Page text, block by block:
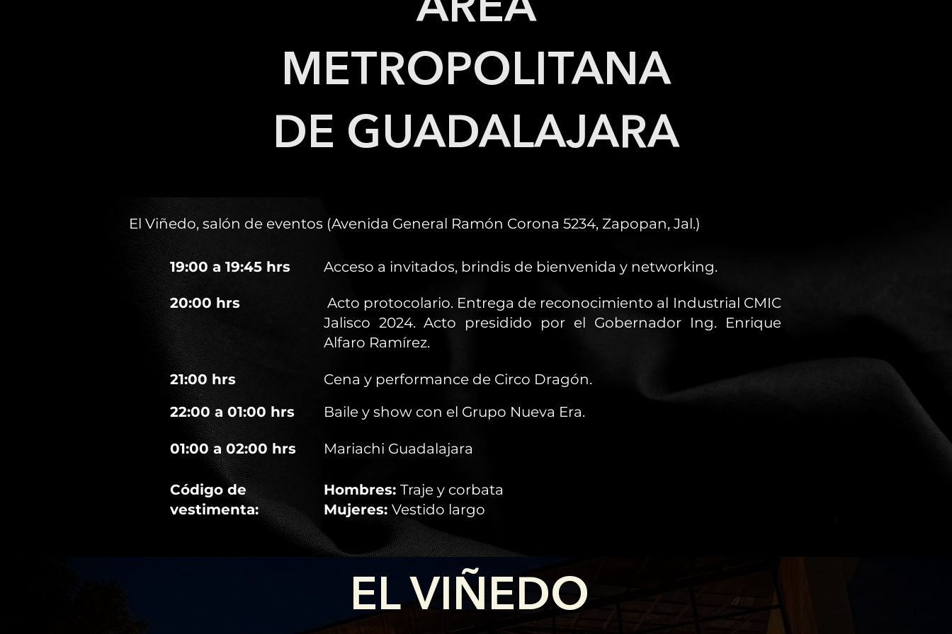
ÁREA
METROPOLITANA
DE GUADALAJARA
El Viñedo, salón de eventos (Avenida General Ramón Corona 5234, Zapopan, Jal.)
19:00 a 19:45 hrs Acceso a invitados, brindis de bienvenida y networking.
20:00 hrs
Acto protocolario. Entrega de reconocimiento al Industrial CMIC
Jalisco 2024. Acto presidido por el Gobernador Ing. Enrique
Alfaro Ramírez.
21:00 hrs
Cena y performance de Circo Dragón.
22:00 a 01:00 hrs
Baile y show con el Grupo Nueva Era.
01:00 a 02:00 hrs Mariachi Guadalajara
Código de
vestimenta:
Hombres: Traje y corbata
Mujeres: Vestido largo
EL VIÑEDO